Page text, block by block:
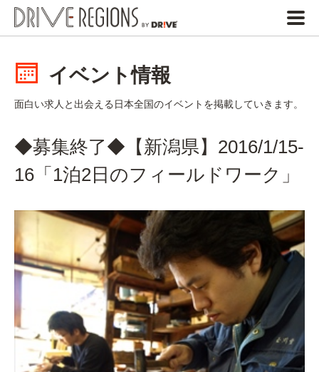
イベント情報
面白い求人と出会える日本全国のイベントを掲載していきます。
◆募集終了◆【新潟県】2016/1/15-
16「1泊2日のフィールドワーク」